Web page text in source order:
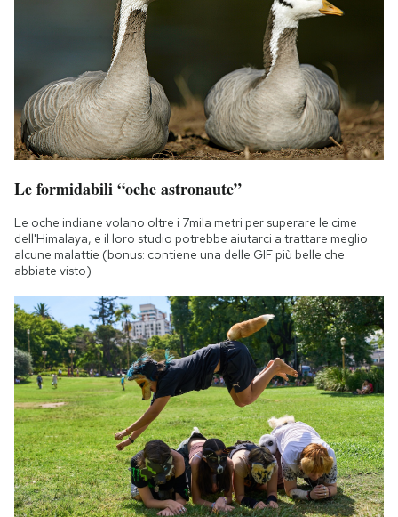
CALENDARIO
AREA PERSONALE
Area Personale
Newsletter
Regala il Post
Hai bisogno di aiuto?
Esci
Le formidabili “oche astronaute”
Le oche indiane volano oltre i 7mila metri per superare le cime
dell'Himalaya, e il loro studio potrebbe aiutarci a trattare meglio
alcune malattie (bonus: contiene una delle GIF più belle che
abbiate visto)